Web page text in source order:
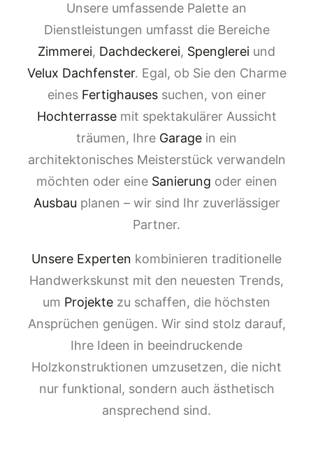
Unsere umfassende Palette an
Dienstleistungen umfasst die Bereiche
Zimmerei, Dachdeckerei, Spenglerei und
Velux Dachfenster. Egal, ob Sie den Charme
eines Fertighausessuchen, von einer
Hochterrassemit spektakulärer Aussicht
träumen, Ihre Garage in ein
architektonisches Meisterstück verwandeln
möchten oder eine Sanierung oder einen
Ausbau planen – wir sind Ihr zuverlässiger
Partner.
Unsere Experten kombinieren traditionelle
Handwerkskunst mit den neuesten Trends,
um Projekte zu schaffen, die höchsten
Ansprüchen genügen. Wir sind stolz darauf,
Ihre Ideen in beeindruckende
Holzkonstruktionen umzusetzen, die nicht
nur funktional, sondern auch ästhetisch
ansprechend sind.